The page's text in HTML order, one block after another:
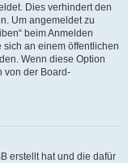
Dies verhindert den
Um angemeldet zu
beim Anmelden
an einem öffentlichen
Wenn diese Option
von der Board-
erstellt hat und die dafür